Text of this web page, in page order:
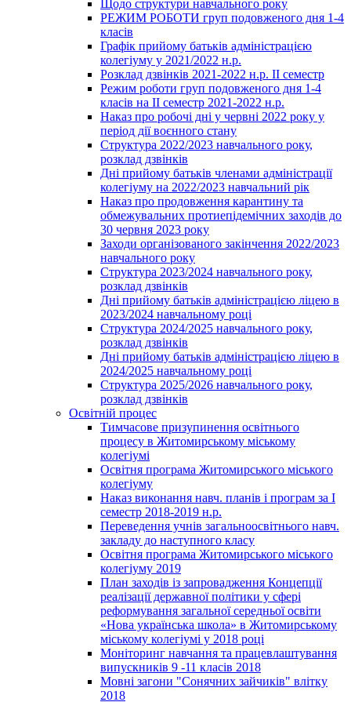
Щодо структури навчального року
РЕЖИМ РОБОТИ груп подовженого дня 1-4
класів
Графік прийому батьків адміністрацією
колегіуму у 2021/2022 н.р.
Розклад дзвінків 2021-2022 н.р. ІІ семестр
Режим роботи груп подовженого дня 1-4
класів на ІІ семестр 2021-2022 н.р.
Наказ про робочі дні у червні 2022 року у
період дії воєнного стану
Структура 2022/2023 навчального року,
розклад дзвінків
Дні прийому батьків членами адміністрації
колегіуму на 2022/2023 навчальний рік
Наказ про продовження карантину та
обмежувальних протиепідемічних заходів до
30 червня 2023 року
Заходи організованого закінчення 2022/2023
навчального року
Структура 2023/2024 навчального року,
розклад дзвінків
Дні прийому батьків адміністрацією ліцею в
2023/2024 навчальному році
Структура 2024/2025 навчального року,
розклад дзвінків
Дні прийому батьків адміністрацією ліцею в
2024/2025 навчальному році
Структура 2025/2026 навчального року,
розклад дзвінків
Освітній процес
Тимчасове призупинення освітнього
процесу в Житомирському міському
колегіумі
Освітня програма Житомирського міського
колегіуму
Наказ виконання навч. планів і програм за І
семестр 2018-2019 н.р.
Переведення учнів загальноосвітнього навч.
закладу до наступного класу
Освітня програма Житомирського міського
колегіуму 2019
План заходів із запровадження Концепції
реалізації державної політики у сфері
реформування загальної середньої освіти
«Нова українська школа» в Житомирському
міському колегіумі у 2018 році
Моніторинг навчання та працевлаштування
випускників 9 -11 класів 2018
Мовні загони "Сонячних зайчиків" влітку
2018